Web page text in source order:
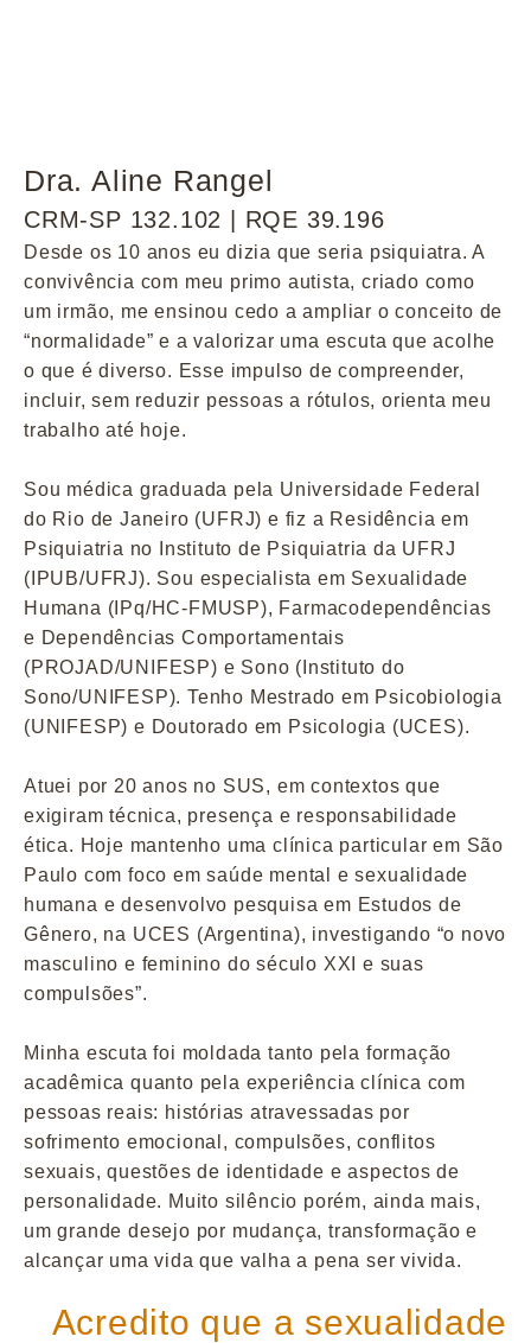
Dra. Aline Rangel
CRM-SP 132.102 | RQE 39.196
Desde os 10 anos eu dizia que seria psiquiatra. A
convivência com meu primo autista, criado como
um irmão, me ensinou cedo a ampliar o conceito de
“normalidade” e a valorizar uma escuta que acolhe
o que é diverso. Esse impulso de compreender,
incluir, sem reduzir pessoas a rótulos, orienta meu
trabalho até hoje.
Sou médica graduada pela Universidade Federal
do Rio de Janeiro (UFRJ) e fiz a Residência em
Psiquiatria no Instituto de Psiquiatria da UFRJ
(IPUB/UFRJ). Sou especialista em Sexualidade
Humana (IPq/HC-FMUSP), Farmacodependências
e Dependências Comportamentais
(PROJAD/UNIFESP) e Sono (Instituto do
Sono/UNIFESP). Tenho Mestrado em Psicobiologia
(UNIFESP) e Doutorado em Psicologia (UCES).
Atuei por 20 anos no SUS, em contextos que
exigiram técnica, presença e responsabilidade
ética. Hoje mantenho uma clínica particular em São
Paulo com foco em saúde mental e sexualidade
humana e desenvolvo pesquisa em Estudos de
Gênero, na UCES (Argentina), investigando “o novo
masculino e feminino do século XXI e suas
compulsões”.
Minha escuta foi moldada tanto pela formação
acadêmica quanto pela experiência clínica com
pessoas reais: histórias atravessadas por
sofrimento emocional, compulsões, conflitos
sexuais, questões de identidade e aspectos de
personalidade. Muito silêncio porém, ainda mais,
um grande desejo por mudança, transformação e
alcançar uma vida que valha a pena ser vivida.
Acredito que a sexualidade